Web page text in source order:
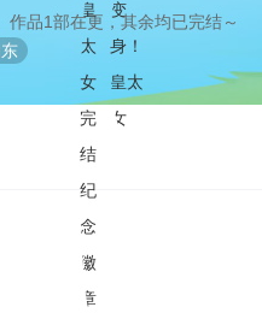
作品1部在更，其余均已完结～